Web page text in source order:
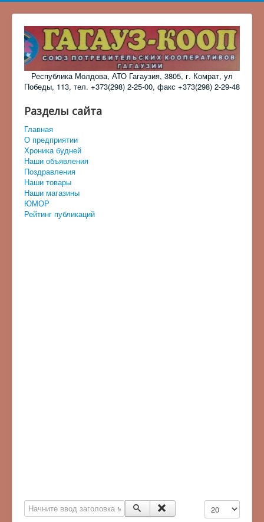
Республика Молдова, АТО Гагаузия, 3805, г. Комрат, ул
Победы, 113, тел. +373(298) 2-25-00, факс +373(298) 2-29-48
Разделы сайта
Главная
О предприятии
Хроника будней
Наши объявления
Поздравления
Наши товары
Наши магазины
ЮМОР
Рейтинг публикаций
Начните ввод заголовка метки Кол-во строк: